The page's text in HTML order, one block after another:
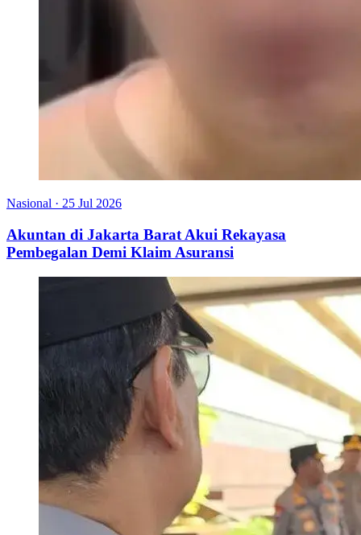
Nasional · 25 Jul 2026
Akuntan di Jakarta Barat Akui Rekayasa
Pembegalan Demi Klaim Asuransi